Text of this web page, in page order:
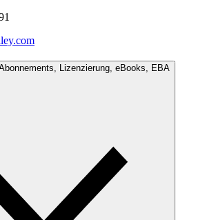
Lizenzierung, eBooks, EBA